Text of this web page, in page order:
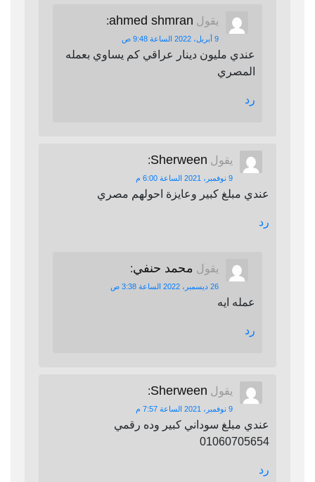
يقول ahmed shmran
:
9 أبريل، 2022 الساعة 9:48 ص
عندي مليون دينار عراقي كم يساوي بعمله
المصري
رد
يقول Sherween
:
9 نوفمبر، 2021 الساعة 6:00 م
عندي مبلغ كبير وعايزة احولهم مصري
رد
يقول محمد حنفي:
26 ديسمبر، 2022 الساعة 3:38 ص
عمله ايه
رد
يقول Sherween
:
9 نوفمبر، 2021 الساعة 7:57 م
عندي مبلغ سوداني كبير وده رقمي
01060705654
رد